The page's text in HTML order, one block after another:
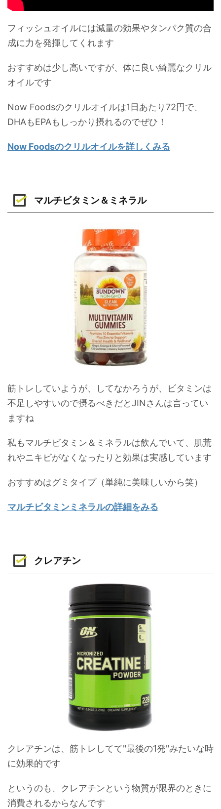
フィッシュオイルには減量の効果やタンパク質の合
成に力を発揮してくれます
おすすめは少し高いですが、体に良い綺麗なクリル
オイルです
Now Foodsのクリルオイルは1日あたり72円で、
DHAもEPAもしっかり摂れるのでぜひ！
Now Foodsのクリルオイルを詳しくみる
マルチビタミン＆ミネラル
筋トレしていようが、してなかろうが、ビタミンは
不足しやすいので摂るべきだとJINさんは言ってい
ますね
私もマルチビタミン＆ミネラルは飲んでいて、肌荒
れやニキビがなくなったりと効果は実感しています
おすすめはグミタイプ（単純に美味しいから笑）
マルチビタミンミネラルの詳細をみる
クレアチン
クレアチンは、筋トレしてて"最後の1発"みたいな時
に効果的です
というのも、クレアチンという物質が限界のときに
消費されるからなんです